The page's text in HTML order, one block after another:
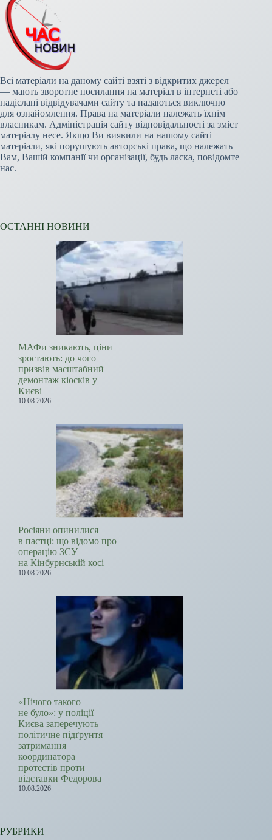
Всі матеріали на даному сайті взяті з відкритих джерел
— мають зворотне посилання на матеріал в інтернеті або
надіслані відвідувачами сайту та надаються виключно
для ознайомлення. Права на матеріали належать їхнім
власникам. Адміністрація сайту відповідальності за зміст
матеріалу несе. Якщо Ви виявили на нашому сайті
матеріали, які порушують авторські права, що належать
Вам, Вашій компанії чи організації, будь ласка, повідомте
нас.
ОСТАННІ НОВИНИ
МАФи зникають, ціни
зростають: до чого
призвів масштабний
демонтаж кіосків у
Києві
10.08.2026
Росіяни опинилися
в пастці: що відомо про
операцію ЗСУ
на Кінбурнській косі
10.08.2026
«Нічого такого
не було»: у поліції
Києва заперечують
політичне підґрунтя
затримання
координатора
протестів проти
відставки Федорова
10.08.2026
РУБРИКИ